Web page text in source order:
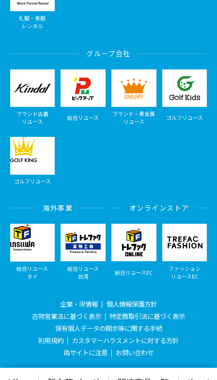
礼服・喪服
レンタル
グループ会社
ブランド古着
リユース
総合リユース
ブランド・貴金属
リユース
ゴルフリユース
ゴルフリユース
海外事業
総合リユース
タイ
総合リユース
台湾
オンラインストア
総合リユースEC
ファッション
リユースEC
企業・IR情報
個人情報保護方針
古物営業法に基づく表示
特定商取引法に基づく表示
保有個人データの開示等に関する手続
利用規約
カスタマーハラスメントに対する方針
偽サイトに注意
お問い合わせ
© Treasure Factory, All Rights Reserved.